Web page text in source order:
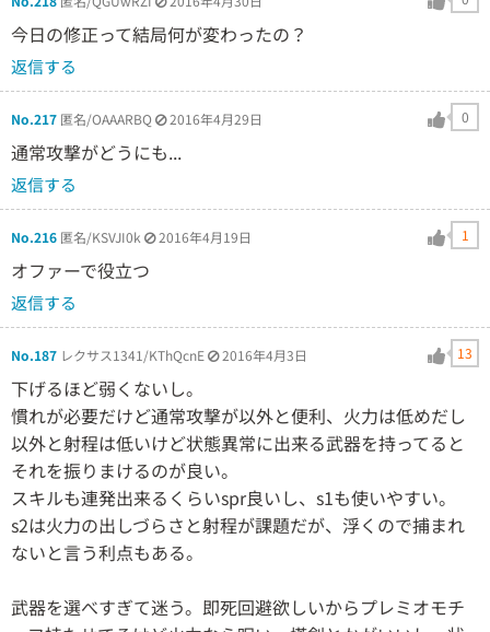
今日の修正って結局何が変わったの？
返信する
No.217 匿名/OAAARBQ 2016年4月29日 0
通常攻撃がどうにも...
返信する
No.216 匿名/KSVJI0k 2016年4月19日 1
オファーで役立つ
返信する
No.187 レクサス1341/KThQcnE 2016年4月3日 13
下げるほど弱くないし。
慣れが必要だけど通常攻撃が以外と便利、火力は低めだし
以外と射程は低いけど状態異常に出来る武器を持ってると
それを振りまけるのが良い。
スキルも連発出来るくらいspr良いし、s1も使いやすい。
s2は火力の出しづらさと射程が課題だが、浮くので捕まれ
ないと言う利点もある。
武器を選べすぎて迷う。即死回避欲しいからプレミオモチ